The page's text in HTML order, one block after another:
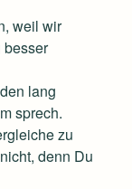
weil wir
lang
sprech.
zu
denn Du